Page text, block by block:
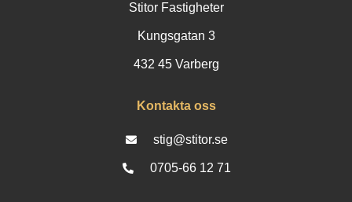
Stitor Fastigheter
Kungsgatan 3
432 45 Varberg
Kontakta oss
stig@stitor.se
0705-66 12 71